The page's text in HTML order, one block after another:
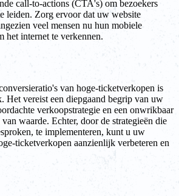
call-to-actions (CTA's) om bezoekers
leiden. Zorg ervoor dat uw website
veel mensen nu hun mobiele
het internet te verkennen.
van hoge-ticketverkopen is
Het vereist een diepgaand begrip van uw
verkoopstrategie en een onwrikbaar
waarde. Echter, door de strategieën die
te implementeren, kunt u uw
ticketverkopen aanzienlijk verbeteren en